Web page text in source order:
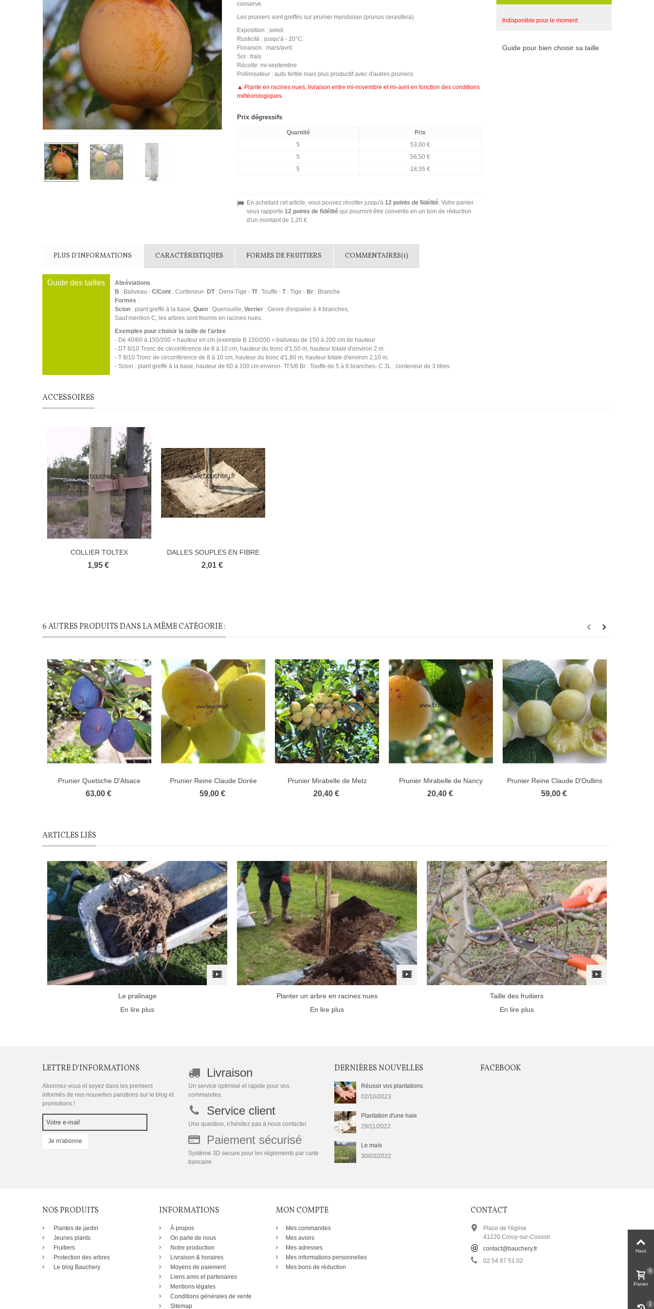
conserve.
Les pruniers sont greffés sur prunier myrobolan (prunus cerasifera).
Exposition : soleil.
Rusticité : jusqu’à - 20°C.
Floraison : mars/avril.
Sol : frais
Récolte: mi-septembre
Pollinisateur : auto fertile mais plus productif avec d'autres pruniers
▲ Plante en racines nues, livraison entre mi-novembre et mi-avril en fonction des conditions
météorologiques.
Prix dégressifs
Quantité
Prix
5
53,00 €
5
56,50 €
5
18,35 €
En achetant cet article, vous pouvez récolter jusqu'à 12points de fidélité. Votre panier
vous rapporte 12points de fidélitéqui pourront être convertis en un bon de réduction
d'un montant de 1,20 €.
Indisponible pour le moment
Guide pour bien choisir sa taille
PLUS D'INFORMATIONS CARACTÉRISTIQUES FORMES DE FRUITIERS COMMENTAIRES(1)
Guide des tailles
Abréviations
B : Baliveau - C/Cont : Conteneur- DT: Demi-Tige - Tf : Touffe - T: Tige - Br : Branche
Formes :
Scion : plant greffé à la base, Quen : Quenouille, Verrier : Genre d'espalier à 4 branches,
Sauf mention C, les arbres sont fournis en racines nues.
Exemples pour choisir la taille de l'arbre
- De 40/60 à 150/200 = hauteur en cm (exemple B 150/200 = baliveau de 150 à 200 cm de hauteur
- DT 8/10 Tronc de circonférence de 8 à 10 cm, hauteur du tronc d'1,50 m, hauteur totale d'environ 2 m.
- T 8/10 Tronc de circonférence de 8 à 10 cm, hauteur du tronc d'1,80 m, hauteur totale d'environ 2,10 m.
- Scion : plant greffé à la base, hauteur de 60 à 100 cm environ- Tf 5/8 Br : Touffe de 5 à 8 branches- C 3L : conteneur de 3 litres
ACCESSOIRES
COLLIER TOLTEX
1,95 €
DALLES SOUPLES EN FIBRE
DE JUTE
2,01 €
6 AUTRES PRODUITS DANS LA MÊME CATÉGORIE :
Prunier Quetsche D'Alsace
63,00 €
Prunier Reine Claude Dorée
59,00 €
Prunier Mirabelle de Metz
20,40 €
Prunier Mirabelle de Nancy
20,40 €
Prunier Reine Claude D'Oullins
59,00 €
ARTICLES LIÉS
Le pralinage
En lire plus
Planter un arbre en racines nues
En lire plus
Taille des fruitiers
En lire plus
LETTRE D'INFORMATIONS
Abonnez-vous et soyez dans les premiers
informés de nos nouvelles parutions sur le blog et
promotions !
Je m'abonne
Livraison
Un service optimisé et rapide pour vos
commandes.
Service client
Une question, n'hésitez pas à nous contacter
Paiement sécurisé
Système 3D secure pour les règlements par carte
bancaire
DERNIÈRES NOUVELLES
Réussir vos plantations
02/10/2023
Plantation d'une haie
29/11/2022
Le maïs
30/03/2022
FACEBOOK
NOS PRODUITS
Plantes de jardin
Jeunes plants
Fruitiers
Protection des arbres
Le blog Bauchery
INFORMATIONS
À propos
On parle de nous
Notre production
Livraison & horaires
Moyens de paiement
Liens amis et partenaires
Mentions légales
Conditions générales de vente
Sitemap
MON COMPTE
Mes commandes
Mes avoirs
Mes adresses
Mes informations personnelles
Mes bons de réduction
CONTACT
Place de l'église
41220 Crouy-sur-Cosson
contact@bauchery.fr
02 54 87 51 02
Haut
Panier
0
1